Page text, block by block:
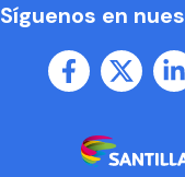
Síguenos en